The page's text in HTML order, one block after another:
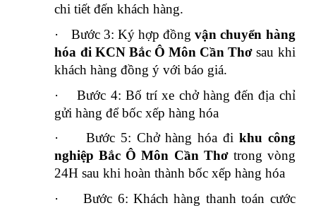
chi tiết đến khách hàng.
·
Bước 3: Ký hợp đồngvận chuyển hàng
hóa đi KCN Bắc Ô Môn Cần Thơ sau khi
khách hàng đồng ý với báo giá.
·
Bước 4: Bố trí xe chở hàng đến địa chỉ
gửi hàng để bốc xếp hàng hóa
·
Bước 5: Chở hàng hóa đikhu công
nghiệp Bắc Ô Môn Cần Thơ trong vòng
24H sau khi hoàn thành bốc xếp hàng hóa
·
Bước 6: Khách hàng thanh toán cước